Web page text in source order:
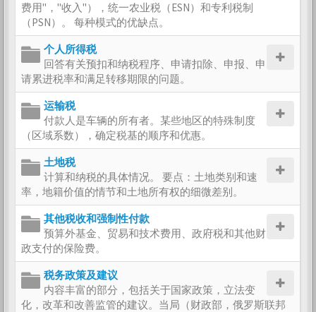
费用"，"收入"），统一农业税（ESN）和专利税制
（PSN）。 每种模式的优缺点。
个人所得税
回答有关预扣和纳税程序、申请扣除、申报、申
请累进税率和满足转移期限的问题。
运输税
付款人是车辆的所有者。某些地区的特殊制度
（区域系数），确定税基的顺序和优惠。
土地税
计算和纳税的具体情况。 要点：土地类别和速
率，地籍价值的情节和土地所有权的细微差别。
其他税收和强制性付款
预算外基金、贸易和技术费用、政府税和其他财
政支付的保险费。
税务政策及建议
内容丰富的部分，包括关于国家政策，立法变
化，改革和改善监管的建议。当局（财政部，俄罗斯联邦